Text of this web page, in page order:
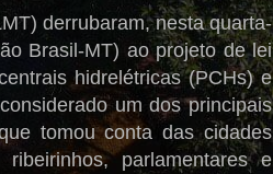
derrubaram, nesta quarta-
Brasil-MT) ao projeto de lei
hidrelétricas (PCHs) e
um dos principais
tomou conta das cidades
parlamentares e